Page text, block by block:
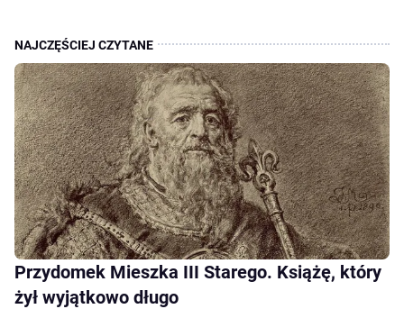
Przydomek Mieszka III Starego. Książę, który
żył wyjątkowo długo